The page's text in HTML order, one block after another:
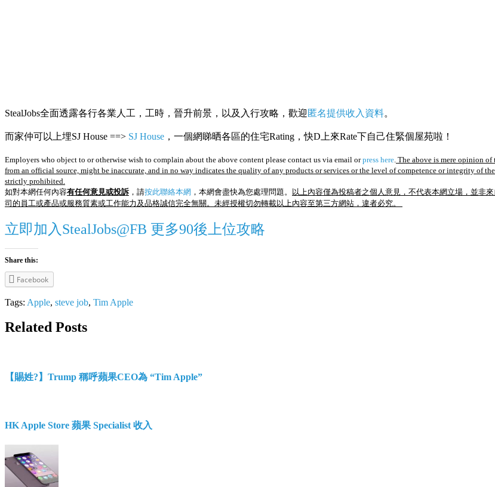
StealJobs全面透露各行各業人工，工時，晉升前景，以及入行攻略，歡迎 匿名提供收入資料。
而家仲可以上埋SJ House ==> SJ House ，一個網睇晒各區的住宅Rating，快D上來Rate下自己住緊個屋苑啦！
Employers who object to or otherwise wish to complain about the above content please contact us via email orpress here. The above is mere opinion
from an official source, might be inaccurate, and in no way indicates the quality of any products or services or the level of competence or integrity of
strictly prohibited.
如對本網任何內容有任何意見或投訴 ，請按此聯絡本網 ，本網會盡快為您處理問題。
以上內容僅為投稿者之個人意見，不代表本網立場，並非
司的員工或產品或服務質素或工作能力及品格誠信完全無關。未經授權切勿轉載以上內容至第三方網站，違者必究。
立即加入StealJobs@FB 更多90後上位攻略
Share this:
Facebook
Tags: Apple, steve job, Tim Apple
Related Posts
【賜姓?】Trump 稱呼蘋果CEO為 “Tim Apple”
HK Apple Store 蘋果 Specialist 收入